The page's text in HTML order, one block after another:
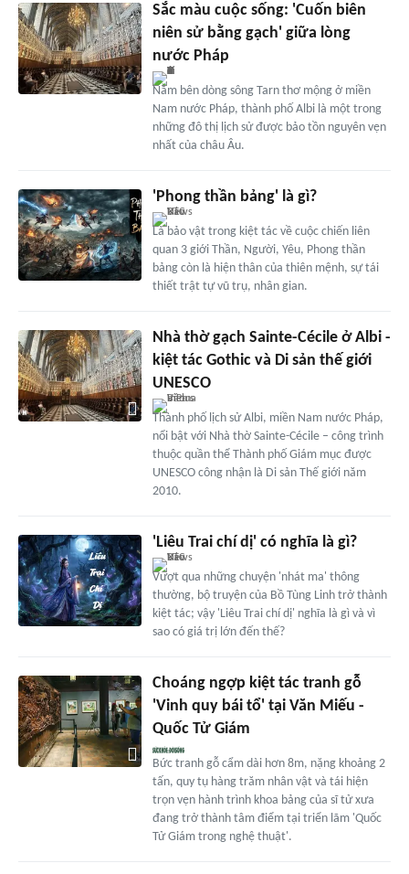
Sắc màu cuộc sống: 'Cuốn biên
niên sử bằng gạch' giữa lòng
nước Pháp
Nằm bên dòng sông Tarn thơ mộng ở miền
Nam nước Pháp, thành phố Albi là một trong
những đô thị lịch sử được bảo tồn nguyên vẹn
nhất của châu Âu.
'Phong thần bảng' là gì?
Là bảo vật trong kiệt tác về cuộc chiến liên
quan 3 giới Thần, Người, Yêu, Phong thần
bảng còn là hiện thân của thiên mệnh, sự tái
thiết trật tự vũ trụ, nhân gian.
Nhà thờ gạch Sainte-Cécile ở Albi -
kiệt tác Gothic và Di sản thế giới
UNESCO
Thành phố lịch sử Albi, miền Nam nước Pháp,
nổi bật với Nhà thờ Sainte-Cécile – công trình
thuộc quần thể Thành phố Giám mục được
UNESCO công nhận là Di sản Thế giới năm
2010.
'Liêu Trai chí dị' có nghĩa là gì?
Vượt qua những chuyện 'nhát ma' thông
thường, bộ truyện của Bồ Tùng Linh trở thành
kiệt tác; vậy 'Liêu Trai chí dị' nghĩa là gì và vì
sao có giá trị lớn đến thế?
Choáng ngợp kiệt tác tranh gỗ
'Vinh quy bái tổ' tại Văn Miếu -
Quốc Tử Giám
Bức tranh gỗ cẩm dài hơn 8m, nặng khoảng 2
tấn, quy tụ hàng trăm nhân vật và tái hiện
trọn vẹn hành trình khoa bảng của sĩ tử xưa
đang trở thành tâm điểm tại triển lãm 'Quốc
Tử Giám trong nghệ thuật'.